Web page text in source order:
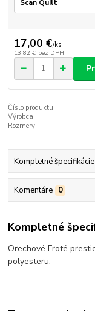
17,00 €/ks
13,82 € bez DPH
Číslo produktu:
Výrobca:
Rozmery:
Kompletné špecifikácie
Komentáre 0
Kompletné
Orechové Froté
polyesteru.